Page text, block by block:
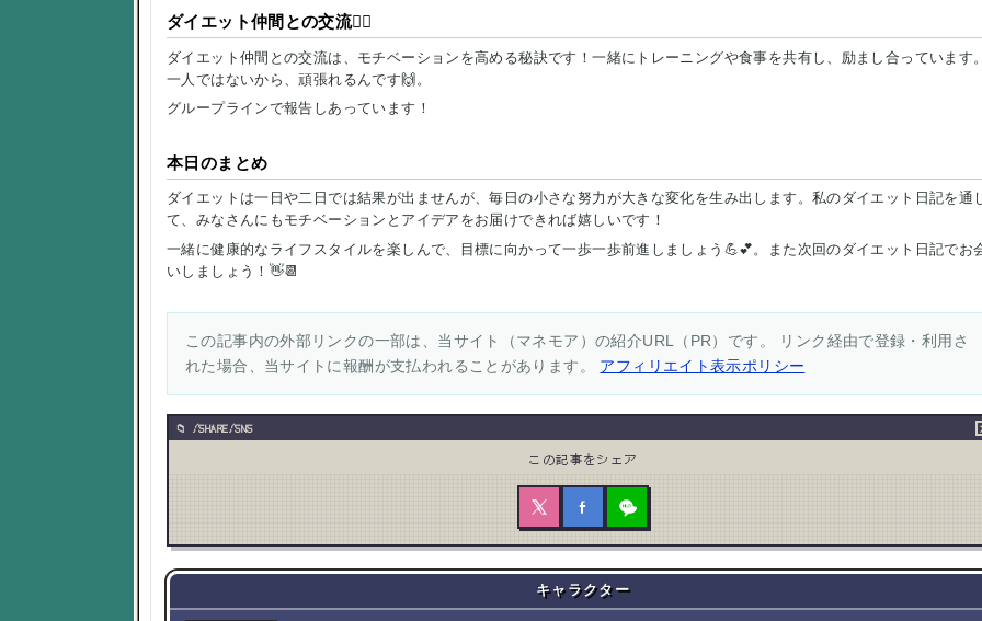
ダイエット仲間との交流👯‍♀️
ダイエット仲間との交流は、モチベーションを高める秘訣です！一緒にトレーニングや食事を共有し、励まし合っています。
一人ではないから、頑張れるんです🙌。
グループラインで報告しあっています！
本日のまとめ
ダイエットは一日や二日では結果が出ませんが、毎日の小さな努力が大きな変化を生み出します。私のダイエット日記を通
て、みなさんにもモチベーションとアイデアをお届けできれば嬉しいです！
一緒に健康的なライフスタイルを楽しんで、目標に向かって一歩一歩前進しましょう💪💕。また次回のダイエット日記でお
いしましょう！👋📆
この記事内の外部リンクの一部は、当サイト（マネモア）の紹介URL（PR）です。 リンク経由で登録・利用さ
れた場合、当サイトに報酬が支払われることがあります。 アフィリエイト表示ポリシー
/SHARE/SNS
この記事をシェア
キャラクター